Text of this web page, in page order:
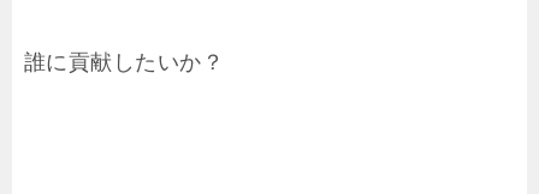
誰に貢献したいか？